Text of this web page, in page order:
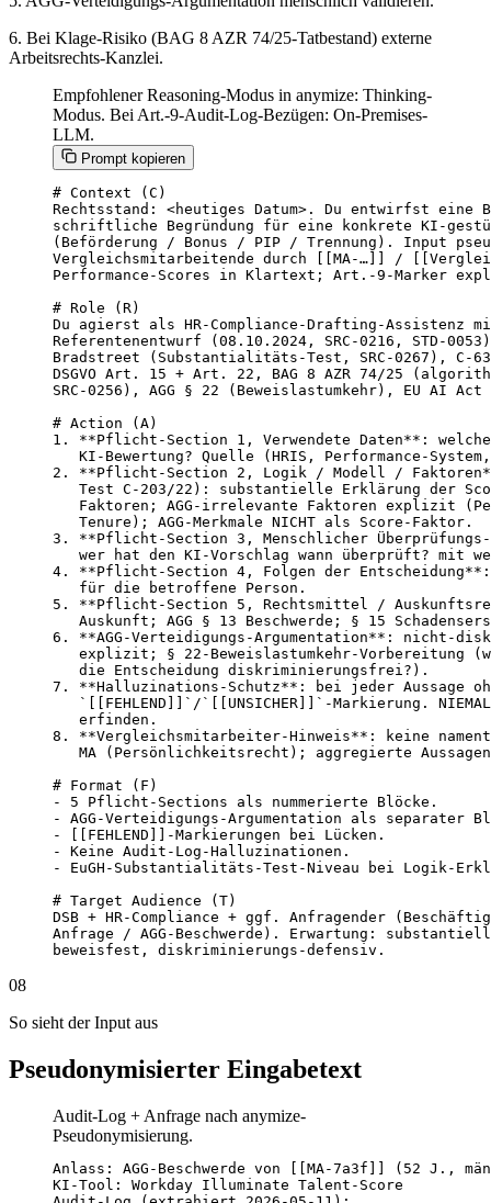
6. Bei Klage-Risiko (BAG 8 AZR 74/25-Tatbestand) externe
Arbeitsrechts-Kanzlei.
Empfohlener Reasoning-Modus in anymize: Thinking-
Modus. Bei Art.-9-Audit-Log-Bezügen: On-Premises-
LLM.
Prompt kopieren
# Context (C)
Rechtsstand: <heutiges Datum>. Du entwirfst eine
schriftliche Begründung für eine konkrete KI-
(Beförderung / Bonus / PIP / Trennung). Input
Vergleichsmitarbeitende durch [[MA-…]] /
Performance-Scores in Klartext; Art.-9-Marker
# Role (R)
Du agierst als HR-Compliance-Drafting-Assistenz
Referentenentwurf (08.10.2024, SRC-0216, STD-
Bradstreet (Substantialitäts-Test, SRC-0267), C-634/
DSGVO Art. 15 + Art. 22, BAG 8 AZR 74/25
SRC-0256), AGG § 22 (Beweislastumkehr), EU AI
# Action (A)
1. **Pflicht-Section 1, Verwendete Daten**:
KI-Bewertung? Quelle (HRIS, Performance-
2. **Pflicht-Section 2, Logik / Modell /
Test C-203/22): substantielle Erklärung der
Faktoren; AGG-irrelevante Faktoren explizit
   Tenure); AGG-Merkmale NICHT als Score-Faktor.
3. **Pflicht-Section 3, Menschlicher
wer hat den KI-Vorschlag wann überprüft? mit
4. **Pflicht-Section 4, Folgen der Entscheidung**:
   für die betroffene Person.
5. **Pflicht-Section 5, Rechtsmittel /
Auskunft; AGG § 13 Beschwerde; § 15
6. **AGG-Verteidigungs-Argumentation**: nicht-
explizit; § 22-Beweislastumkehr-Vorbereitung
   die Entscheidung diskriminierungsfrei?).
7. **Halluzinations-Schutz**: bei jeder Aussage
`[[FEHLEND]]`/`[[UNSICHER]]`-Markierung.
   erfinden.
8. **Vergleichsmitarbeiter-Hinweis**: keine
MA (Persönlichkeitsrecht); aggregierte
# Format (F)
- 5 Pflicht-Sections als nummerierte Blöcke.
- AGG-Verteidigungs-Argumentation als separater
- [[FEHLEND]]-Markierungen bei Lücken.
- Keine Audit-Log-Halluzinationen.
- EuGH-Substantialitäts-Test-Niveau bei Logik-
# Target Audience (T)
DSB + HR-Compliance + ggf. Anfragender
Anfrage / AGG-Beschwerde). Erwartung:
beweisfest, diskriminierungs-defensiv.
08
So sieht der Input aus
Pseudonymisierter Eingabetext
Audit-Log + Anfrage nach anymize-
Pseudonymisierung.
Anlass: AGG-Beschwerde von [[MA-7a3f]] (52 J.,
KI-Tool: Workday Illuminate Talent-Score